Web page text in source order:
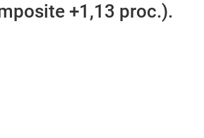
+1,13 proc.).